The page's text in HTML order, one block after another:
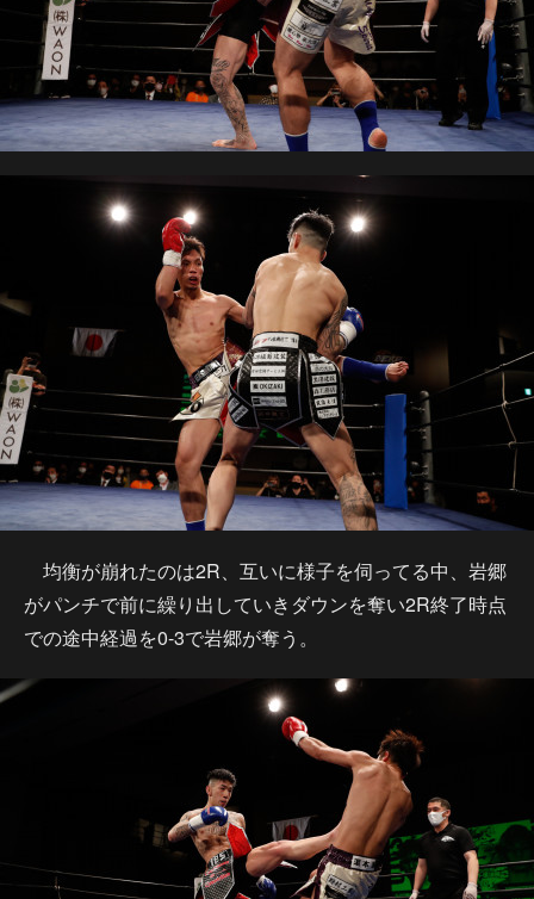
均衡が崩れたのは2R、互いに様子を伺ってる中、岩郷
がパンチで前に繰り出していきダウンを奪い2R終了時点
での途中経過を0-3で岩郷が奪う。